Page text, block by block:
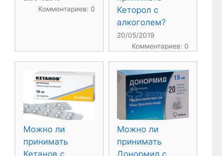
Комментариев: 0
Кеторол с
алкоголем?
20/05/2019
Комментариев: 0
Можно ли
принимать
Можно ли
принимать